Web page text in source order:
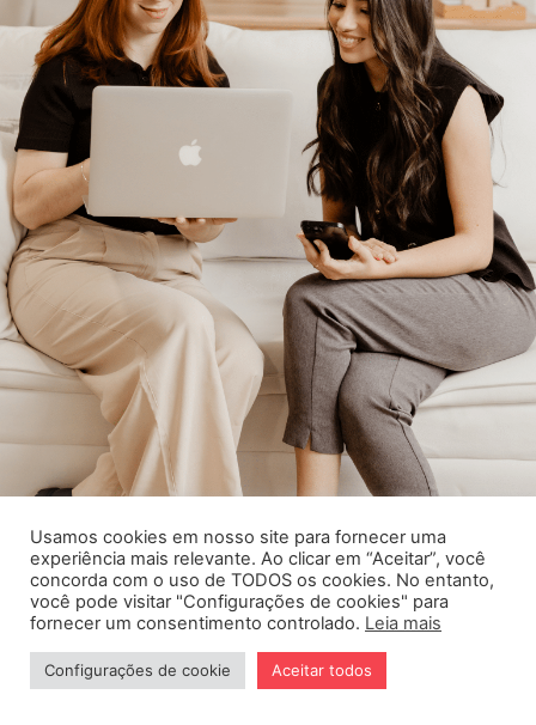
Cursos Procedimentos
Usamos cookies em nosso site para fornecer uma
experiência mais relevante. Ao clicar em “Aceitar”, você
concorda com o uso de TODOS os cookies. No entanto,
você pode visitar "Configurações de cookies" para
fornecer um consentimento controlado. Leia mais
Configurações de cookie Aceitar todos